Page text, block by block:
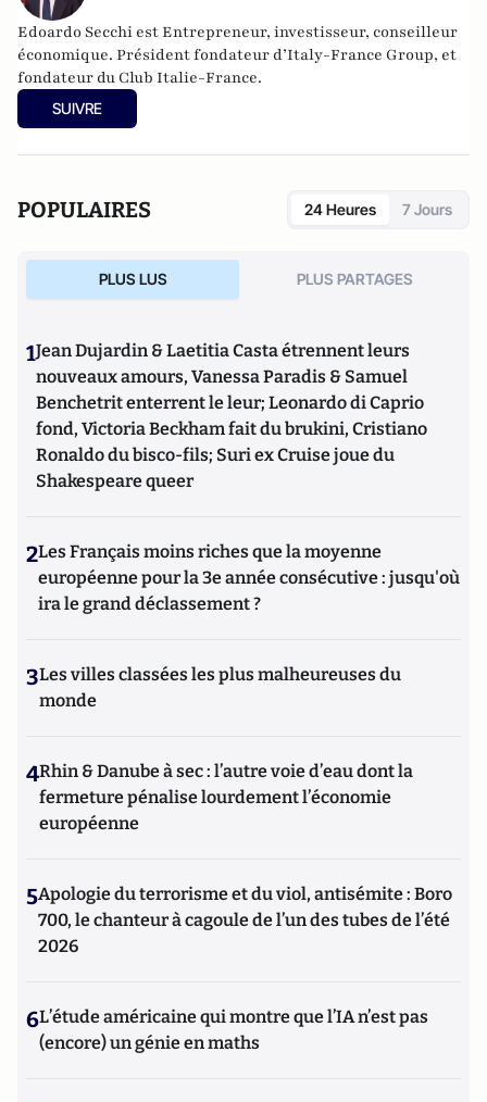
Edoardo Secchi est Entrepreneur, investisseur, conseilleur
économique. Président fondateur d’Italy-France Group, et
fondateur du Club Italie-France.
SUIVRE
POPULAIRES 24 Heures 7 Jours
PLUS LUS PLUS PARTAGES
1Jean Dujardin & Laetitia Casta étrennent leurs
nouveaux amours, Vanessa Paradis & Samuel
Benchetrit enterrent le leur; Leonardo di Caprio
fond, Victoria Beckham fait du brukini, Cristiano
Ronaldo du bisco-fils; Suri ex Cruise joue du
Shakespeare queer
2Les Français moins riches que la moyenne
européenne pour la 3e année consécutive : jusqu'où
ira le grand déclassement ?
3Les villes classées les plus malheureuses du
monde
4Rhin & Danube à sec : l’autre voie d’eau dont la
fermeture pénalise lourdement l’économie
européenne
5Apologie du terrorisme et du viol, antisémite : Boro
700, le chanteur à cagoule de l’un des tubes de l’été
2026
6L’étude américaine qui montre que l’IA n’est pas
(encore) un génie en maths